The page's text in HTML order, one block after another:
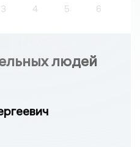
3 4 5 6
людей